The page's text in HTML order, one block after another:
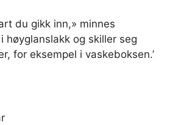
du gikk inn,» minnes
høyglanslakk og skiller seg
for eksempel i vaskeboksen.’